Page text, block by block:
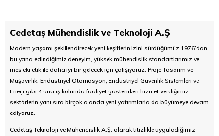
Cedetaş Mühendislik ve Teknoloji A.Ş
Modern yaşamı şekillendirecek yeni keşiflerin izini sürdüğümüz 1976’dan
bu yana edindiğimiz deneyim, yüksek mühendislik standartlarımız ve
mesleki etik ile daha iyi bir gelecek için çalışıyoruz. Proje Tasarım ve
Müşavirlik, Endüstriyel Otomasyon, Endüstriyel Güvenlik Sistemleri ve
Enerji gibi 4 ana iş kolunda faaliyet gösterirken hizmet verdiğimiz
sektörlerin yanı sıra birçok alanda yeni yatırımlarla da büyümeye devam
ediyoruz.
Cedetaş Teknoloji ve Mühendislik A.Ş. olarak titizlikle uyguladığımız